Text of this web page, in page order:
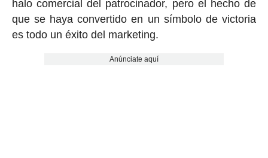
halo comercial del patrocinador, pero el hecho de
que se haya convertido en un símbolo de victoria
es todo un éxito del marketing.
Anúnciate aquí